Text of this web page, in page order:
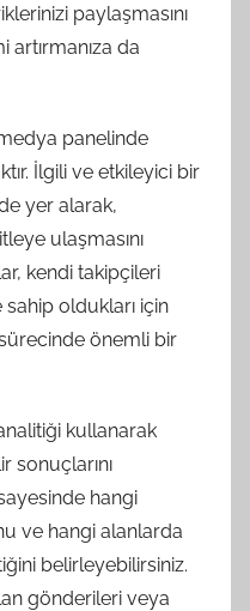
paylaşmasını
da
panelinde
İlgili ve etkileyici bir
yer alarak,
ulaşmasını
kendi takipçileri
oldukları için
önemli bir
kullanarak
sonuçlarını
hangi
ve hangi alanlarda
belirleyebilirsiniz.
gönderileri veya